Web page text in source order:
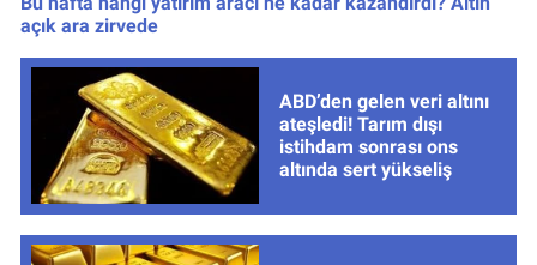
açık ara zirvede
ABD’den gelen veri altını
ateşledi! Tarım dışı
istihdam sonrası ons
altında sert yükseliş